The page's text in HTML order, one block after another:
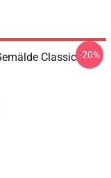
Classic T--20%